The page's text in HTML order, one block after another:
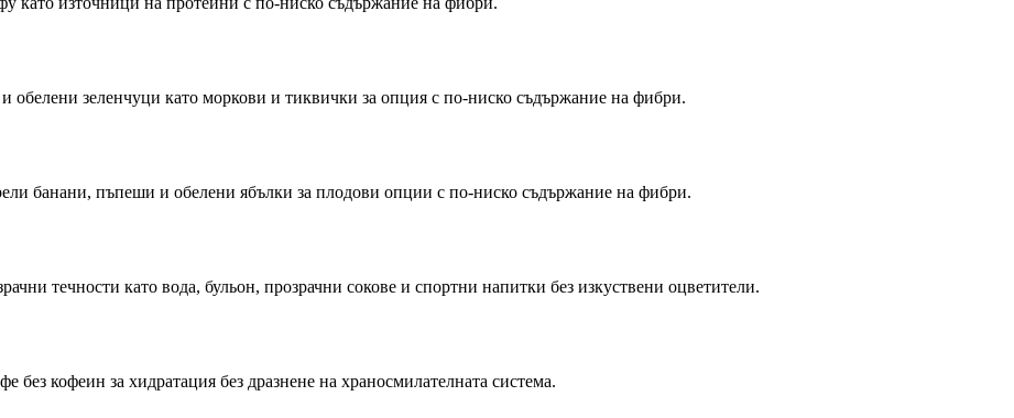
обелени зеленчуци като моркови и тиквички за опция с по-ниско съдържание на фибри.
банани, пъпеши и обелени ябълки за плодови опции с по-ниско съдържание на фибри.
течности като вода, бульон, прозрачни сокове и спортни напитки без изкуствени оцветители.
без кофеин за хидратация без дразнене на храносмилателната система.